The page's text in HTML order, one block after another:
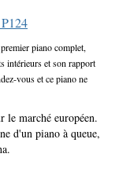
piano complet,
intérieurs et son rapport
vous et ce piano ne
le marché européen.
d'un piano à queue,